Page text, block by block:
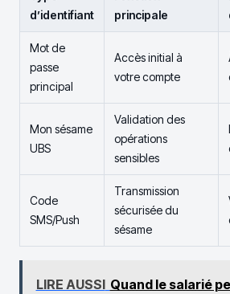
d’identifiant
principale
Mot de
passe
principal
Accès initial à
votre compte
Mon sésame
UBS
Validation des
opérations
sensibles
Code
SMS/Push
Transmission
sécurisée du
sésame
LIRE AUSSI Quand le salarié